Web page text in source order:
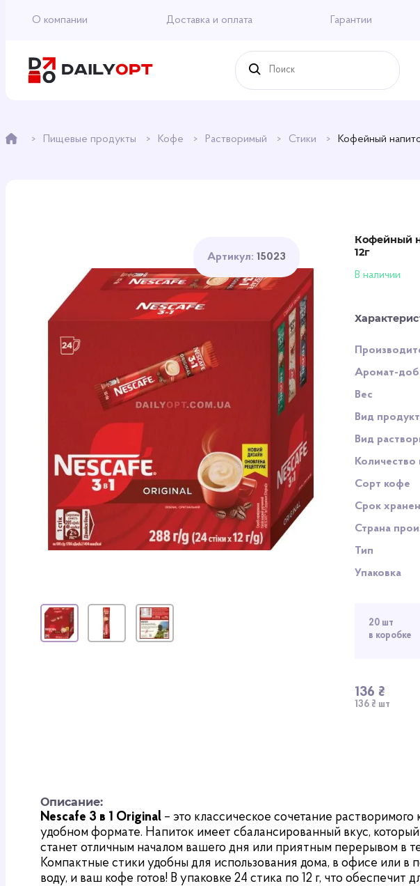
О компании Доставка и оплата Гарантии
Пищевые продукты Кофе Растворимый Стики Кофейный
Артикул:15023
Кофейный
12г
В наличии
Аромат-
Вес
Вид
Вид
Количество
Сорт кофе
Срок
Страна
Тип
Упаковка
20 шт
в коробке
136 ₴
136 ₴ шт
Описание:
Nescafe 3 в 1 Original – это классическое сочетание
удобном формате. Напиток имеет сбалансированный вкус,
станет отличным началом вашего дня или приятным перерывом в
Компактные стики удобны для использования дома, в офисе или в
воду, и ваш кофе готов! В упаковке 24 стика по 12 г, что